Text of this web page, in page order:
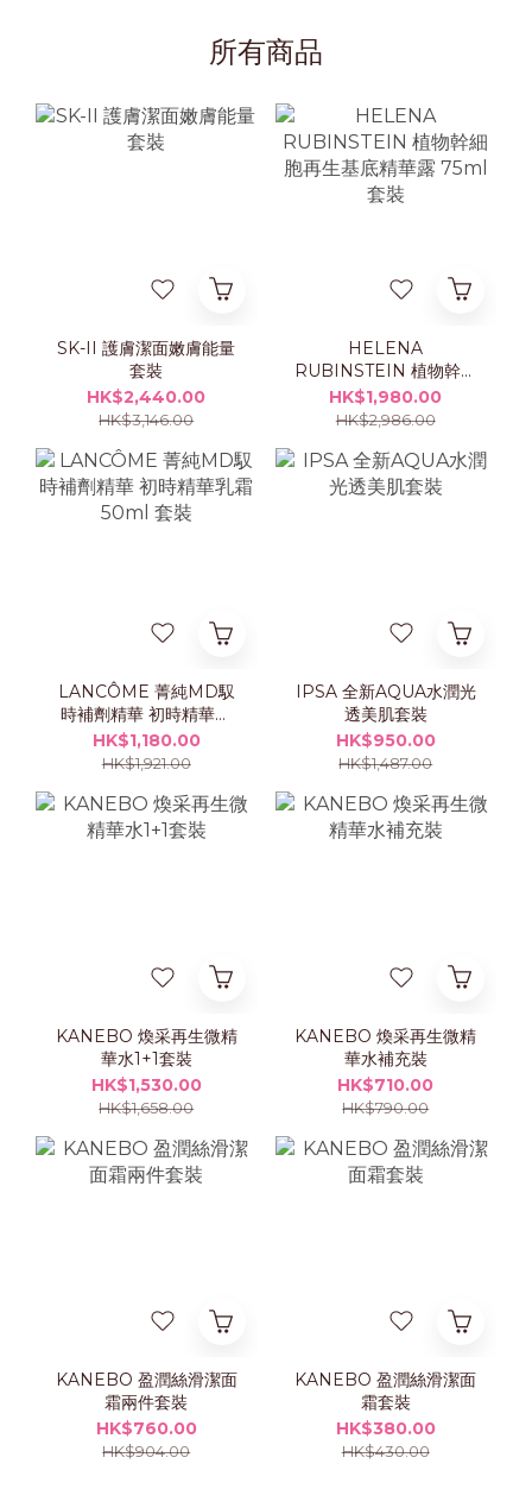
所有商品
SK-II 護膚潔面嫩膚能量
套裝
HK$2,440.00
HK$3,146.00
HELENA
RUBINSTEIN 植物幹細
胞再生基底精華露 75ml
套裝
HK$1,980.00
HK$2,986.00
LANCÔME 菁純MD馭
時補劑精華 初時精華乳
霜 50ml 套裝
HK$1,180.00
HK$1,921.00
IPSA 全新AQUA水潤光
透美肌套裝
HK$950.00
HK$1,487.00
KANEBO 煥采再生微精
華水1+1套裝
HK$1,530.00
HK$1,658.00
KANEBO 煥采再生微精
華水補充裝
HK$710.00
HK$790.00
KANEBO 盈潤絲滑潔面
霜兩件套裝
HK$760.00
HK$904.00
KANEBO 盈潤絲滑潔面
霜套裝
HK$380.00
HK$430.00